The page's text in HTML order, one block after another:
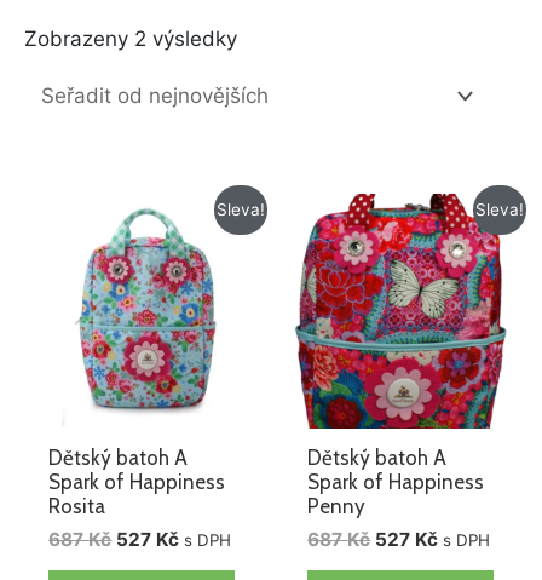
Zobrazeny 2 výsledky
Sleva!
Dětský batoh A
Spark of Happiness
Rosita
687Kč
Původní
cena
byla:
687 Kč.
527 Kč
Aktuální
cena
je:
527 Kč.
s DPH
Sleva!
Dětský batoh A
Spark of Happiness
Penny
687Kč
Původní
cena
byla:
687 Kč.
527 Kč
Aktuální
cena
je:
527 Kč.
s DPH